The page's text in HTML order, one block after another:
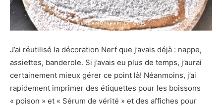
J’ai réutilisé la décoration Nerf que j’avais déjà : nappe,
assiettes, banderole. Si j’avais eu plus de temps, j’aurai
certainement mieux gérer ce point là! Néanmoins, j’ai
rapidement imprimer des étiquettes pour les boissons
« poison » et « Sérum de vérité » et des affiches pour